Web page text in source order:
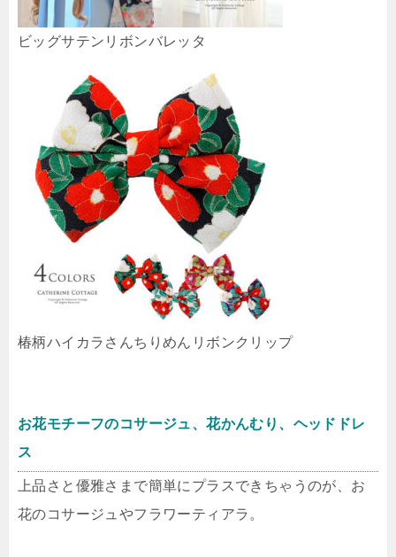
ビッグサテンリボンバレッタ
椿柄ハイカラさんちりめんリボンクリップ
お花モチーフのコサージュ、花かんむり、ヘッドドレ
ス
上品さと優雅さまで簡単にプラスできちゃうのが、お
花のコサージュやフラワーティアラ。